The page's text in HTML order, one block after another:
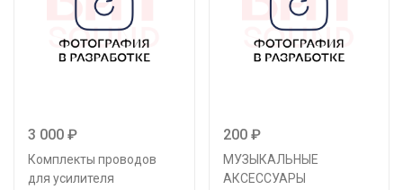
3 000 ₽
Комплекты проводов
для усилителя
200 ₽
МУЗЫКАЛЬНЫЕ
АКСЕССУАРЫ